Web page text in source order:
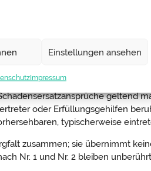
Einstellungen ansehen
Impressum
eine wesentliche
begrenzt.
geltend
oder Erfüllungsgehilfen
typischerweise
zusammen; sie übernimmt
Nr. 1 und Nr. 2 bleiben